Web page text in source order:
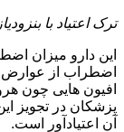
ترک اعتیاد با
این دارو میزان
اضطراب از عوارض
افیون هایی چون
پزشکان در تجویز
آن اعتیادآور است.